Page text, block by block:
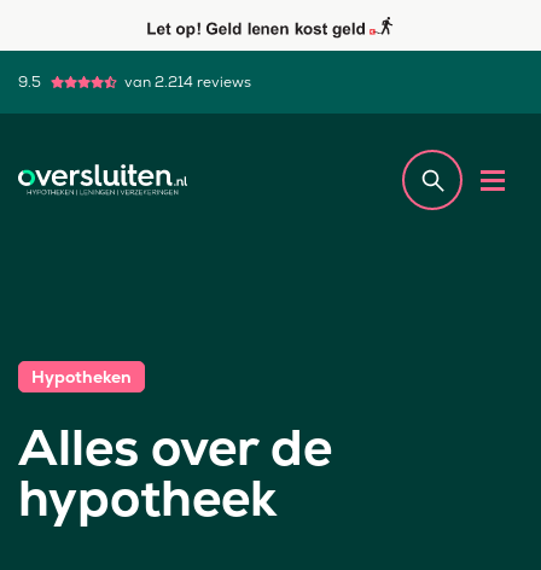
9.5 van 2.214 reviews
Hypotheken
Alles over de
hypotheek